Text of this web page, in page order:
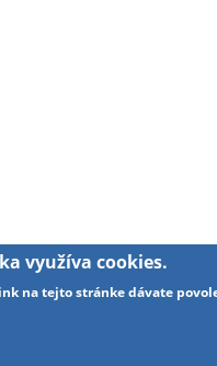
využíva cookies.
na tejto stránke dávate